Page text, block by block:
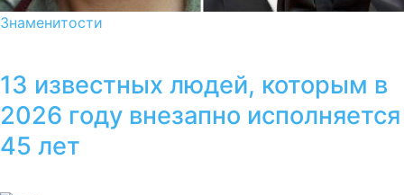
Знаменитости
13 известных людей, которым в
2026 году внезапно исполняется
45 лет